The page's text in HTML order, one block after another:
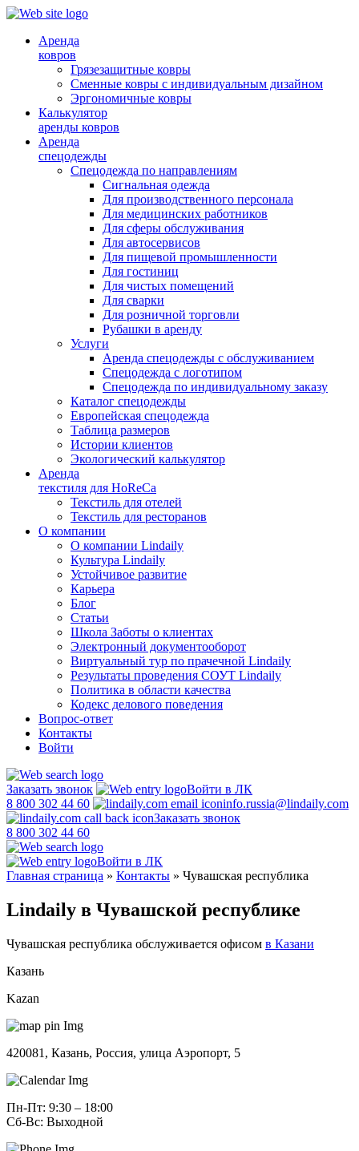
Аренда
ковров
Грязезащитные ковры
Сменные ковры с индивидуальным дизайном
Эргономичные ковры
Калькулятор
аренды ковров
Аренда
спецодежды
Спецодежда по направлениям
Сигнальная одежда
Для производственного персонала
Для медицинских работников
Для сферы обслуживания
Для автосервисов
Для пищевой промышленности
Для гостиниц
Для чистых помещений
Для сварки
Для розничной торговли
Рубашки в аренду
Услуги
Аренда спецодежды с обслуживанием
Спецодежда с логотипом
Спецодежда по индивидуальному заказу
Каталог спецодежды
Европейская спецодежда
Таблица размеров
Истории клиентов
Экологический калькулятор
Аренда
текстиля для HoReCa
Текстиль для отелей
Текстиль для ресторанов
О компании
О компании Lindaily
Культура Lindaily
Устойчивое развитие
Карьера
Блог
Статьи
Школа Заботы о клиентах
Электронный документооборот
Виртуальный тур по прачечной Lindaily
Результаты проведения СОУТ Lindaily
Политика в области качества
Кодекс делового поведения
Вопрос-ответ
Контакты
Войти
Заказать звонок
Войти в ЛК
8 800 302 44 60
info.russia@lindaily.com
Заказать звонок
8 800 302 44 60
Войти в ЛК
Главная страница » Контакты » Чувашская республика
Lindaily в Чувашской республике
Чувашская республика обслуживается офисом в Казани
Казань
Kazan
420081, Казань, Россия, улица Аэропорт, 5
Пн-Пт: 9:30 – 18:00
Сб-Вс: Выходной